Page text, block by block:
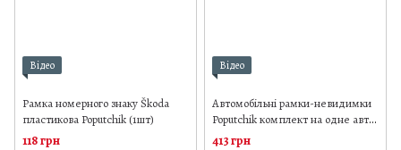
Відео
Рамка номерного знаку Škoda
пластикова Poputchik (1шт)
118 грн
Відео
Автомобільні рамки-невидимки
Poputchik комплект на одне авто
прозорі (24-052-IS)
413 грн